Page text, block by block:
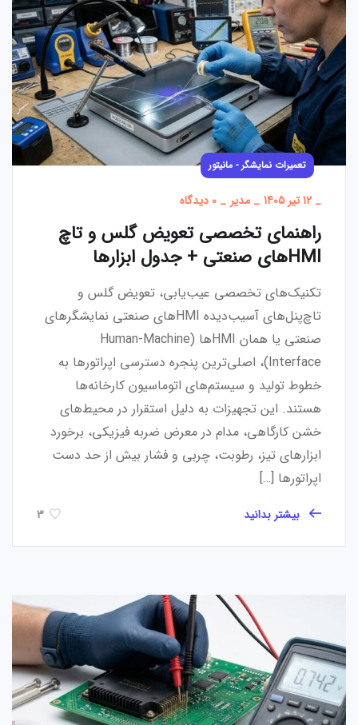
تعمیرات نمایشگر - مانیتور
_ 12 تیر 1405 _ مدیر _ 0 دیدگاه
راهنمای تخصصی تعویض گلس و تاچ
HMIهای صنعتی + جدول ابزارها
تکنیک‌های تخصصی عیب‌یابی، تعویض گلس و
تاچ‌پنل‌های آسیب‌دیده HMIهای صنعتی نمایشگرهای
صنعتی یا همان HMIها (Human-Machine
Interface)، اصلی‌ترین پنجره دسترسی اپراتورها به
خطوط تولید و سیستم‌های اتوماسیون کارخانه‌ها
هستند. این تجهیزات به دلیل استقرار در محیط‌های
خشن کارگاهی، مدام در معرض ضربه فیزیکی، برخورد
ابزارهای تیز، رطوبت، چربی و فشار بیش از حد دست
اپراتورها […]
بیشتر بدانید 3